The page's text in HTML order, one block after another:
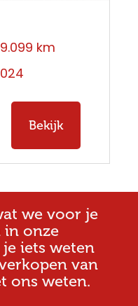
km
Bekijk
we voor je
in onze
iets weten
van
ons weten.